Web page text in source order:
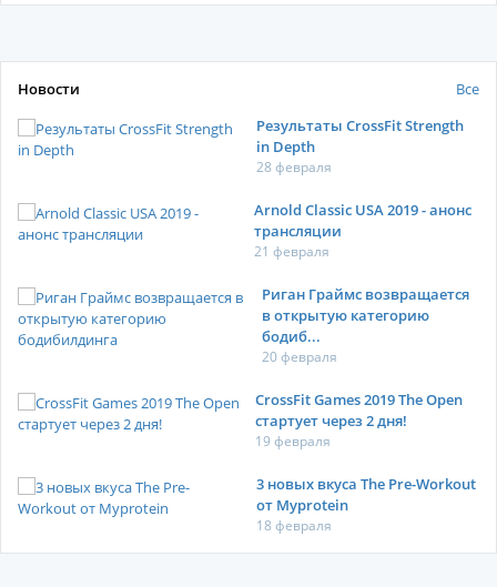
Новости
Все
Результаты CrossFit Strength
in Depth
28 февраля
Arnold Classic USA 2019 - анонс
трансляции
21 февраля
Риган Граймс возвращается
в открытую категорию
бодиб...
20 февраля
CrossFit Games 2019 The Open
стартует через 2 дня!
19 февраля
3 новых вкуса The Pre-Workout
от Myprotein
18 февраля